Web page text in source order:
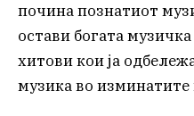
почина познатиот
остави богата музичка
хитови кои ја
музика во